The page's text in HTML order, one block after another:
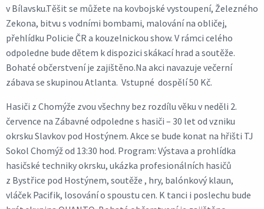
v Bílavsku.Těšit se můžete na kovbojské vystoupení, Železného
Zekona, bitvu s vodními bombami, malování na obličej,
přehlídku Policie ČR a kouzelnickou show. V rámci celého
odpoledne bude dětem k dispozici skákací hrad a soutěže.
Bohaté občerstvení je zajištěno.Na akci navazuje večerní
zábava se skupinou Atlanta. Vstupné dospělí 50 Kč.
Hasiči z Chomýže zvou všechny bez rozdílu věku v neděli 2.
července na Zábavné odpoledne s hasiči – 30 let od vzniku
okrsku Slavkov pod Hostýnem. Akce se bude konat na hřišti TJ
Sokol Chomýž od 13:30 hod. Program: Výstava a prohlídka
hasičské techniky okrsku, ukázka profesionálních hasičů
z Bystřice pod Hostýnem, soutěže , hry, balónkový klaun,
vláček Pacifik, losování o spoustu cen. K tanci i poslechu bude